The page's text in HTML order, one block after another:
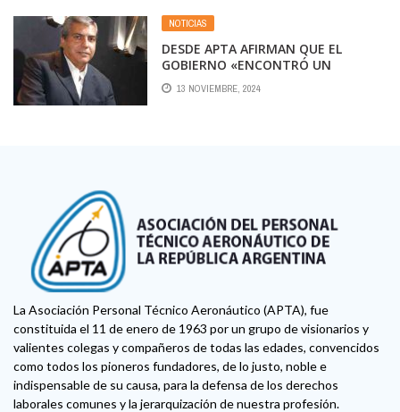
NOTICIAS
DESDE APTA AFIRMAN QUE EL
GOBIERNO «ENCONTRÓ UN
MOMENTO OPORTUNO» PARA
PRIVATIZAR AEROLÍNEAS
13 NOVIEMBRE, 2024
La Asociación Personal Técnico Aeronáutico (APTA), fue
constituida el 11 de enero de 1963 por un grupo de visionarios y
valientes colegas y compañeros de todas las edades, convencidos
como todos los pioneros fundadores, de lo justo, noble e
indispensable de su causa, para la defensa de los derechos
laborales comunes y la jerarquización de nuestra profesión.